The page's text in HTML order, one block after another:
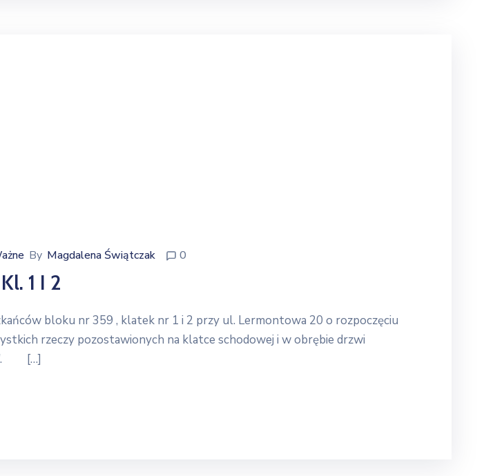
By Magdalena Świątczak 0
1 I 2
bloku nr 359 , klatek nr 1 i 2 przy ul. Lermontowa 20 o rozpoczęciu
rzeczy pozostawionych na klatce schodowej i w obrębie drzwi
[…]